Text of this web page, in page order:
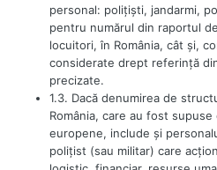
personal: poliţişti, jandarmi,
pentru numărul din raportul
locuitori, în România, cât şi,
considerate drept referinţă
precizate.
1.3. Dacă denumirea de
România, care au fost
europene, include şi
poliţist (sau militar) care